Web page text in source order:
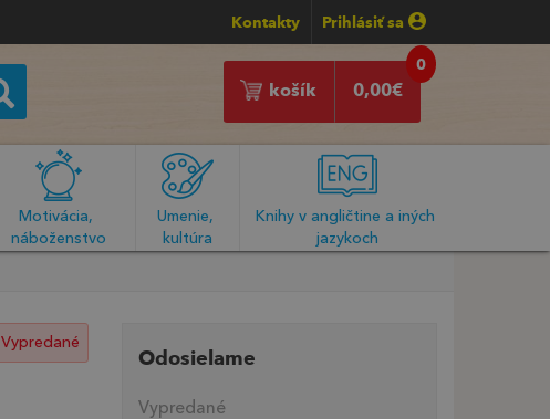
Kontakty Prihlásiť sa
0
0,00€
košík
Motivácia,
náboženstvo
Umenie,
kultúra
Knihy v angličtine a iných
jazykoch
Vypredané
Odosielame
Vypredané